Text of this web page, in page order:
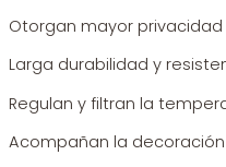
Otorgan mayor
Larga durabilidad y
Regulan y filtran la
Acompañan la